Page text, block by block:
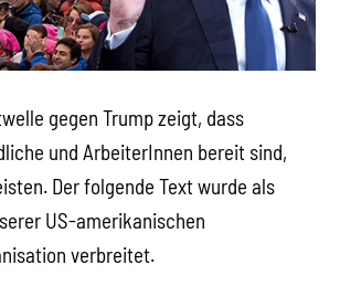
gegen Trump zeigt, dass
und ArbeiterInnen bereit sind,
Der folgende Text wurde als
US-amerikanischen
verbreitet.